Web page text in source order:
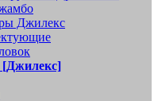
Джилекс
[Джилекс]